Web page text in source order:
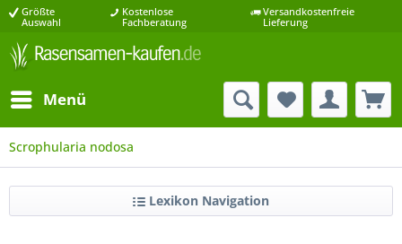
Größte
Auswahl
Kostenlose
Fachberatung
Versandkostenfreie
Lieferung
Menü
Scrophularia nodosa
Lexikon Navigation